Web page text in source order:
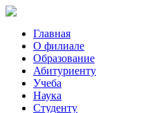
Главная
О филиале
Образование
Абитуриенту
Учеба
Наука
Студенту